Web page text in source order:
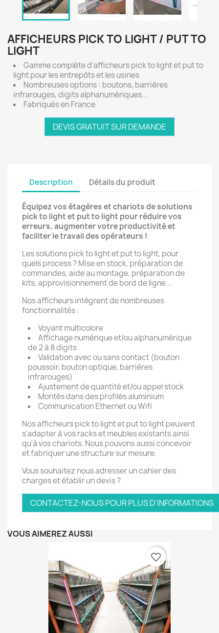
AFFICHEURS PICK TO LIGHT / PUT TO
LIGHT
Gamme complète d'afficheurs pick to light et put to
light pour les entrepôts et les usines
Nombreuses options : boutons, barrières
infrarouges, digits alphanumériques...
Fabriqués en France
DEVIS GRATUIT SUR DEMANDE
Description Détails du produit
Équipez vos étagères et chariots de solutions
pick to light et put to light pour réduire vos
erreurs, augmenter votre productivité et
faciliter le travail des opérateurs !
Les solutions pick to light et put to light, pour
quels process ? Mise en stock, préparation de
commandes, aide au montage, préparation de
kits, approvisionnement de bord de ligne...
Nos afficheurs intègrent de nombreuses
fonctionnalités :
Voyant multicolore
Affichage numérique et/ou alphanumérique
de 2 à 8 digits
Validation avec ou sans contact (bouton
poussoir, bouton optique, barrières
infrarouges)
Ajustement de quantité et/ou appel stock
Montés dans des profilés aluminium
Communication Ethernet ou Wifi
Nos afficheurs pick to light et put to light peuvent
s'adapter à vos racks et meubles existants ainsi
qu'à vos chariots. Nous pouvons aussi concevoir
et fabriquer une structure sur mesure.
Vous souhaitez nous adresser un cahier des
charges et établir un devis ?
CONTACTEZ-NOUS POUR PLUS D'INFORMATIONS
VOUS AIMEREZ AUSSI
favorite_border